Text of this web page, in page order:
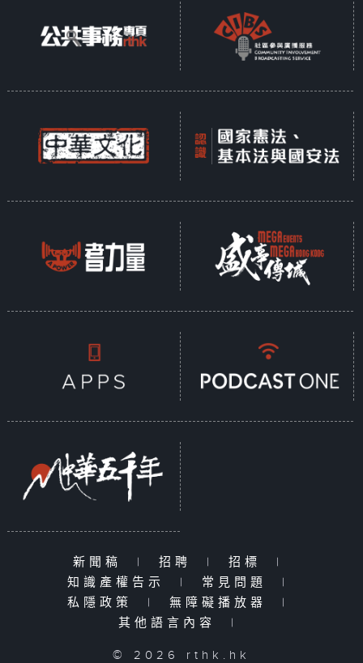
新聞稿 | 招聘 | 招標
|
知識產權告示
| 常見問題
|
私隱政策
| 無障礙播放器
|
其他語言內容
|
© 2026 rthk.hk